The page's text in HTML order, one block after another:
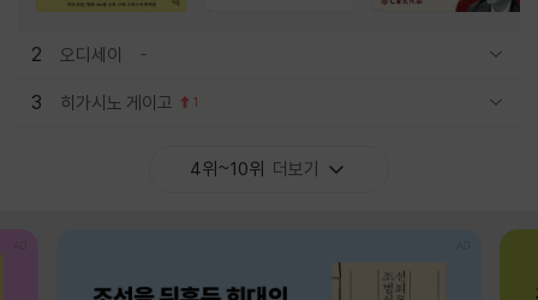
2 오디세이
3 히가시노 게이고 1
4위~10위 더보기